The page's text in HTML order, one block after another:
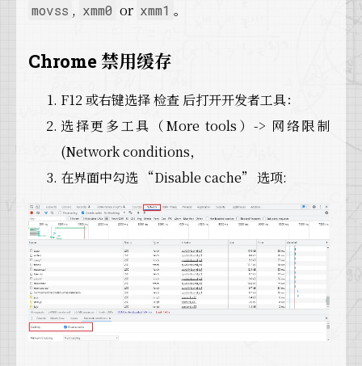
movss , xmm0 or xmm1 。
Chrome 禁用缓存
F12 或右键选择 检查 后打开开发者工具：
选择更多工具（More tools）-> 网络限制
(Network conditions，
在界面中勾选 “Disable cache” 选项: